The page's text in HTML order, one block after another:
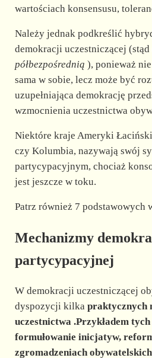
wartościach konsensusu,
Należy jednak podkreślić
demokracji uczestniczącej
półbezpośrednią ), ponieważ
sama w sobie, lecz może być
uzupełniająca demokrację
wzmocnienia uczestnictwa
Niektóre kraje Ameryki
czy Kolumbia, nazywają swój
partycypacyjnym, chociaż
jest jeszcze w toku.
Patrz również 7 podstawowych
Mechanizmy
partycypacyjnej
W demokracji uczestniczącej
dyspozycji kilka praktycznych
uczestnictwa .Przykładem
formułowanie inicjatyw,
zgromadzeniach